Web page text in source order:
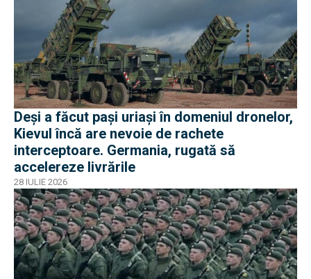
Deși a făcut pași uriași în domeniul dronelor,
Kievul încă are nevoie de rachete
interceptoare. Germania, rugată să
accelereze livrările
28 IULIE 2026